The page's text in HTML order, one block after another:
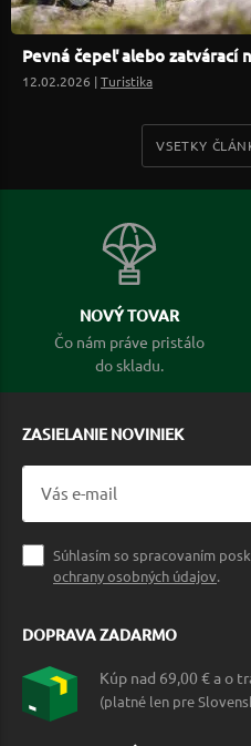
Pevná čepeľ alebo zatvárací
12.02.2026 |Turistika
VSETKY
NOVÝ TOVAR
Čo nám práve pristálo
do skladu.
ZASIELANIE NOVINIEK
Súhlasím so spracovaním
ochrany osobných údajov.
DOPRAVA ZADARMO
Kúp nad 69,00 € a o
(platné len pre